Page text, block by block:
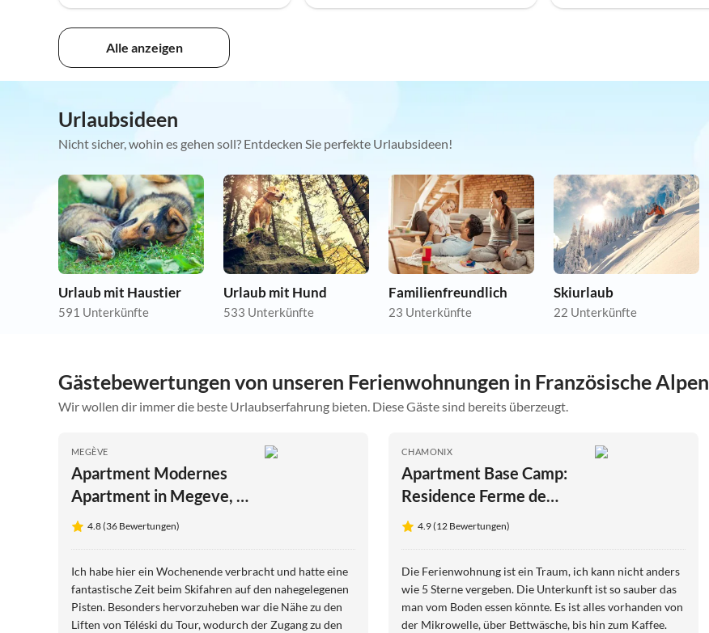
Alle anzeigen
Urlaubsideen
Nicht sicher, wohin es gehen soll? Entdecken Sie perfekte Urlaubsideen!
Urlaub mit Haustier
591 Unterkünfte
Urlaub mit Hund
533 Unterkünfte
Familienfreundlich
23 Unterkünfte
Skiurlaub
22 Unterkünfte
Gästebewertungen von unseren Ferienwohnungen in Französische Alpen
Wir wollen dir immer die beste Urlaubserfahrung bieten. Diese Gäste sind bereits überzeugt.
MEGÈVE
Apartment Modernes
Apartment in Megeve, in
der Nähe von Skiliften
4.8 (36 Bewertungen)
Ich habe hier ein Wochenende verbracht und hatte eine
fantastische Zeit beim Skifahren auf den nahegelegenen
Pisten. Besonders hervorzuheben war die Nähe zu den
Liften von Téléski du Tour, wodurch der Zugang zu den
CHAMONIX
Apartment Base Camp:
Residence Ferme de
Montenvers
4.9 (12 Bewertungen)
Die Ferienwohnung ist ein Traum, ich kann nicht anders
wie 5 Sterne vergeben. Die Unterkunft ist so sauber das
man vom Boden essen könnte. Es ist alles vorhanden von
der Mikrowelle, über Bettwäsche, bis hin zum Kaffee.